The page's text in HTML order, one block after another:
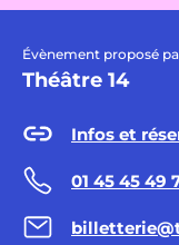
Évènement proposé
Théâtre 14
Infos et
01 45 45 49